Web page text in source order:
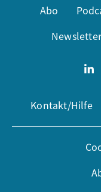
Abo
Newsletter
Kontakt/Hilfe